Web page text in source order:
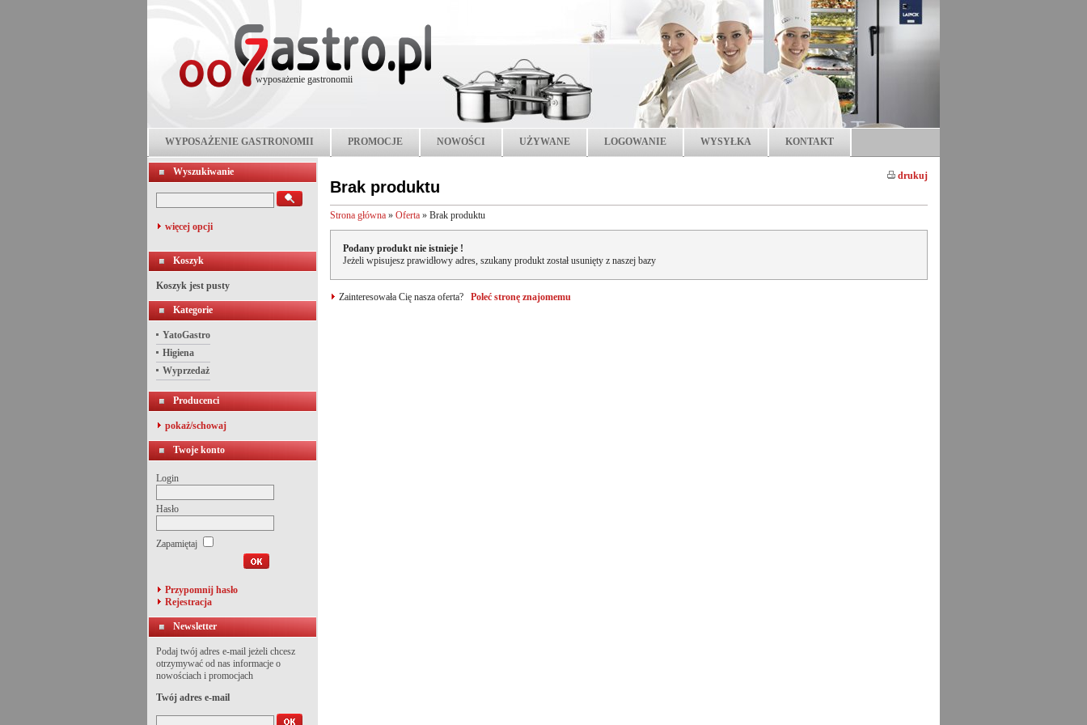
wyposażenie gastronomii
WYPOSAŻENIE GASTRONOMII PROMOCJE NOWOŚCI UŻYWANE LOGOWANIE WYSYŁKA KONTAKT
Wyszukiwanie
więcej opcji
Koszyk
Koszyk jest pusty
Kategorie
YatoGastro
Higiena
Wyprzedaż
Producenci
pokaż/schowaj
Twoje konto
Login
Hasło
Zapamiętaj
Przypomnij hasło
Rejestracja
Newsletter
Podaj twój adres e-mail jeżeli chcesz
otrzymywać od nas informacje o
nowościach i promocjach
Twój adres e-mail
drukuj
Brak produktu
Strona główna » Oferta » Brak produktu
Podany produkt nie istnieje !
Jeżeli wpisujesz prawidłowy adres, szukany produkt został usunięty z naszej bazy
Zainteresowała Cię nasza oferta? Poleć stronę znajomemu